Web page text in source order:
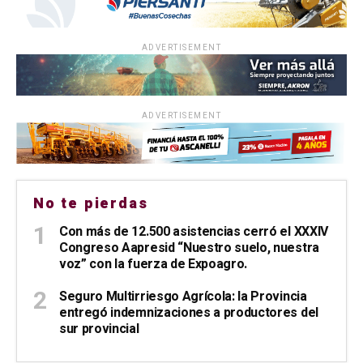
ADVERTISEMENT
ADVERTISEMENT
No te pierdas
Con más de 12.500 asistencias cerró el XXXIV
Congreso Aapresid “Nuestro suelo, nuestra
voz” con la fuerza de Expoagro.
Seguro Multirriesgo Agrícola: la Provincia
entregó indemnizaciones a productores del
sur provincial